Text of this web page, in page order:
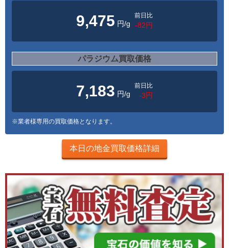
9,475 円/g
前日比
-82円
パラジウム買取価格
7,183 円/g
前日比
-3円
※業者様専用の買取価格となります。
本日の地金買取価格詳細